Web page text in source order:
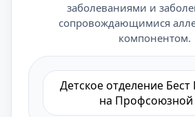
заболеваниями и
сопровождающимися
компонентом.
Детское отделение Бест
на Профсоюзной